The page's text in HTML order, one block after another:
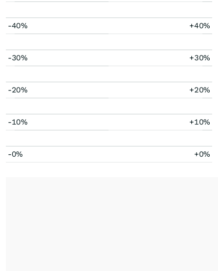
-40% +40%
-30% +30%
-20% +20%
-10% +10%
-0% +0%